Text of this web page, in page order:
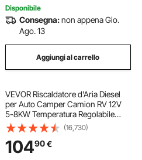
Disponibile
Consegna:non appena Gio.
Ago. 13
Aggiungi al carrello
VEVOR Riscaldatore d'Aria Diesel
per Auto Camper Camion RV 12V
5-8KW Temperatura Regolabile
8℃-36℃ Controllo Bluetooth,
Riscaldatore da Parcheggio per
Auto Consumo di Carburante 0,16-
0,62L/h BTU 20-25m²
(16,730)
10490€